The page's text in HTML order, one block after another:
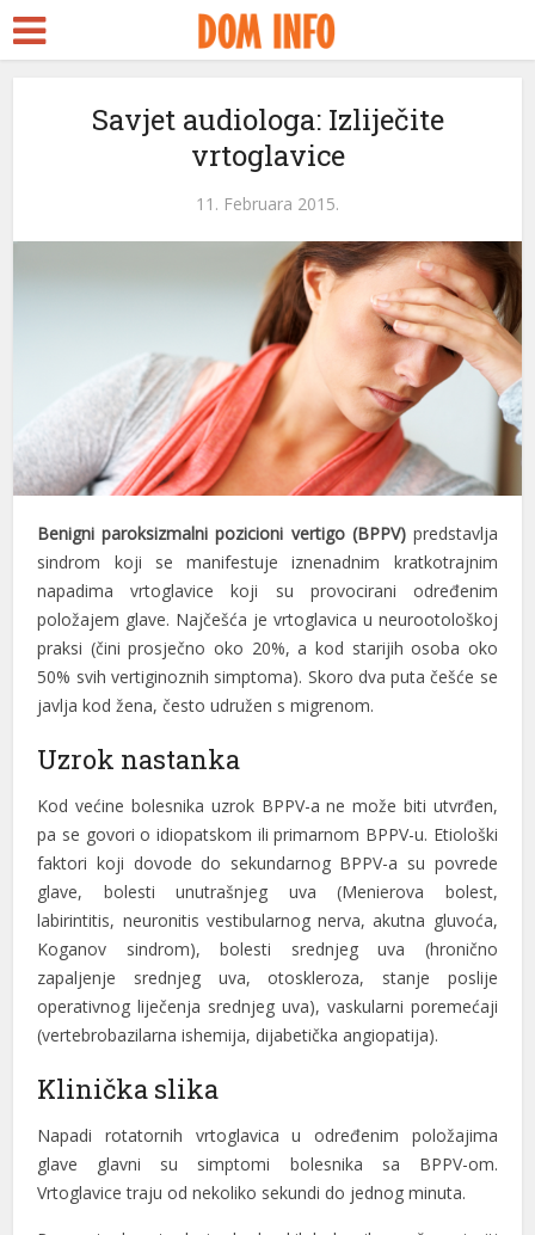
Savjet audiologa: Izliječite
vrtoglavice
11. Februara 2015.
Benigni paroksizmalni pozicioni vertigo (BPPV)predstavlja
sindrom koji se manifestuje iznenadnim kratkotrajnim
napadima vrtoglavice koji su provocirani određenim
položajem glave. Najčešća je vrtoglavica u neurootološkoj
praksi (čini prosječno oko 20%, a kod starijih osoba oko
50% svih vertiginoznih simptoma). Skoro dva puta češće se
javlja kod žena, često udružen s migrenom.
Uzrok nastanka
Kod većine bolesnika uzrok BPPV-a ne može biti utvrđen,
pa se govori o idiopatskom ili primarnom BPPV-u. Etiološki
faktori koji dovode do sekundarnog BPPV-a su povrede
glave, bolesti unutrašnjeg uva (Menierova bolest,
labirintitis, neuronitis vestibularnog nerva, akutna gluvoća,
Koganov sindrom), bolesti srednjeg uva (hronično
zapaljenje srednjeg uva, otoskleroza, stanje poslije
operativnog liječenja srednjeg uva), vaskularni poremećaji
(vertebrobazilarna ishemija, dijabetička angiopatija).
Klinička slika
Napadi rotatornih vrtoglavica u određenim položajima
glave glavni su simptomi bolesnika sa BPPV-om.
Vrtoglavice traju od nekoliko sekundi do jednog minuta.